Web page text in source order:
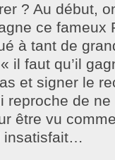
? Au début,
ce fameux
à tant de
il faut qu’il
et signer le
reproche de
être vu
insatisfait…